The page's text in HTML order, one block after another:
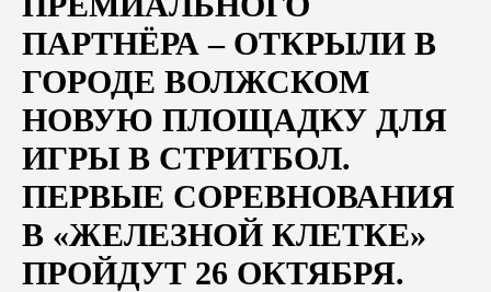
ПАРТНЁРА – ОТКРЫЛИ В
ГОРОДЕ ВОЛЖСКОМ
НОВУЮ ПЛОЩАДКУ ДЛЯ
ИГРЫ В СТРИТБОЛ.
ПЕРВЫЕ СОРЕВНОВАНИЯ
В «ЖЕЛЕЗНОЙ КЛЕТКЕ»
ПРОЙДУТ 26 ОКТЯБРЯ.